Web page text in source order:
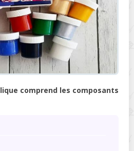
comprend les composants